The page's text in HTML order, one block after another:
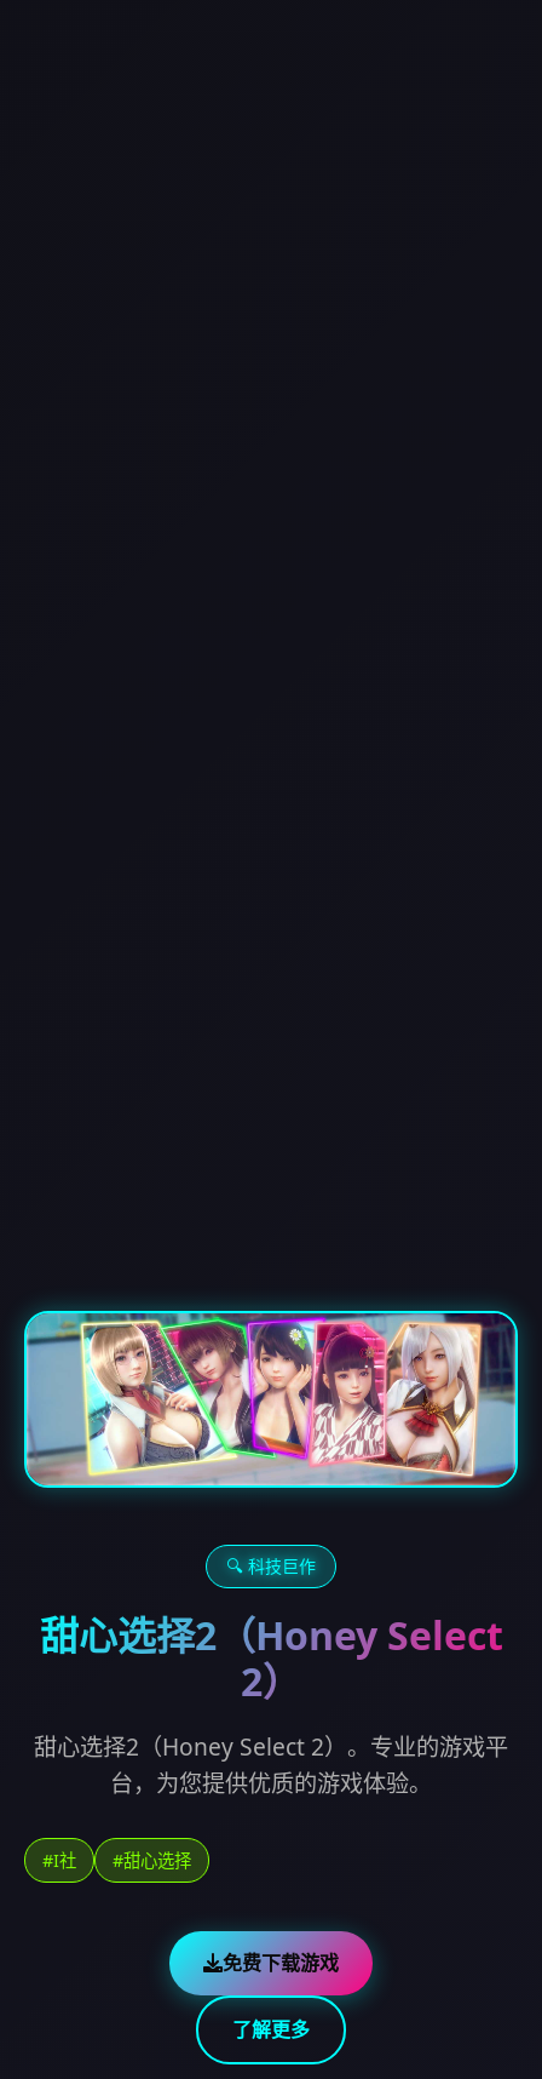
🔍 科技巨作
甜心选择2（Honey Select
2）
甜心选择2（Honey Select 2）。专业的游戏平
台，为您提供优质的游戏体验。
#I社 #甜心选择
免费下载游戏
了解更多